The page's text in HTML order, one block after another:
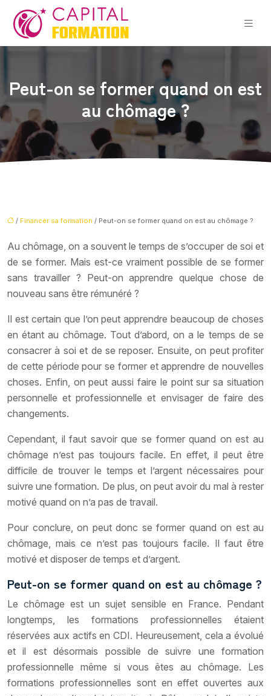
Peut-on se former quand on est
au chômage ?
/ Financer sa formation / Peut-on se former quand on est au chômage ?
Au chômage, on a souvent le temps de s’occuper de soi et
de se former. Mais est-ce vraiment possible de se former
sans travailler ? Peut-on apprendre quelque chose de
nouveau sans être rémunéré ?
Il est certain que l’on peut apprendre beaucoup de choses
en étant au chômage. Tout d’abord, on a le temps de se
consacrer à soi et de se reposer. Ensuite, on peut profiter
de cette période pour se former et apprendre de nouvelles
choses. Enfin, on peut aussi faire le point sur sa situation
personnelle et professionnelle et envisager de faire des
changements.
Cependant, il faut savoir que se former quand on est au
chômage n’est pas toujours facile. En effet, il peut être
difficile de trouver le temps et l’argent nécessaires pour
suivre une formation. De plus, on peut avoir du mal à rester
motivé quand on n’a pas de travail.
Pour conclure, on peut donc se former quand on est au
chômage, mais ce n’est pas toujours facile. Il faut être
motivé et disposer de temps et d’argent.
Peut-on se former quand on est au chômage ?
Le chômage est un sujet sensible en France. Pendant
longtemps, les formations professionnelles étaient
réservées aux actifs en CDI. Heureusement, cela a évolué
et il est désormais possible de suivre une formation
professionnelle même si vous êtes au chômage. Les
formations professionnelles sont en effet ouvertes aux